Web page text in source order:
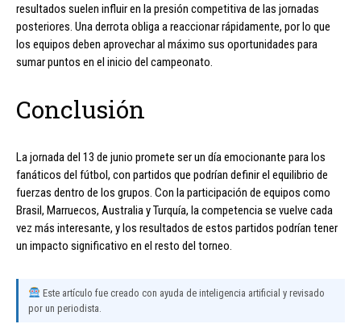
resultados suelen influir en la presión competitiva de las jornadas
posteriores. Una derrota obliga a reaccionar rápidamente, por lo que
los equipos deben aprovechar al máximo sus oportunidades para
sumar puntos en el inicio del campeonato.
Conclusión
La jornada del 13 de junio promete ser un día emocionante para los
fanáticos del fútbol, con partidos que podrían definir el equilibrio de
fuerzas dentro de los grupos. Con la participación de equipos como
Brasil, Marruecos, Australia y Turquía, la competencia se vuelve cada
vez más interesante, y los resultados de estos partidos podrían tener
un impacto significativo en el resto del torneo.
Este artículo fue creado con ayuda de inteligencia artificial y revisado
por un periodista.